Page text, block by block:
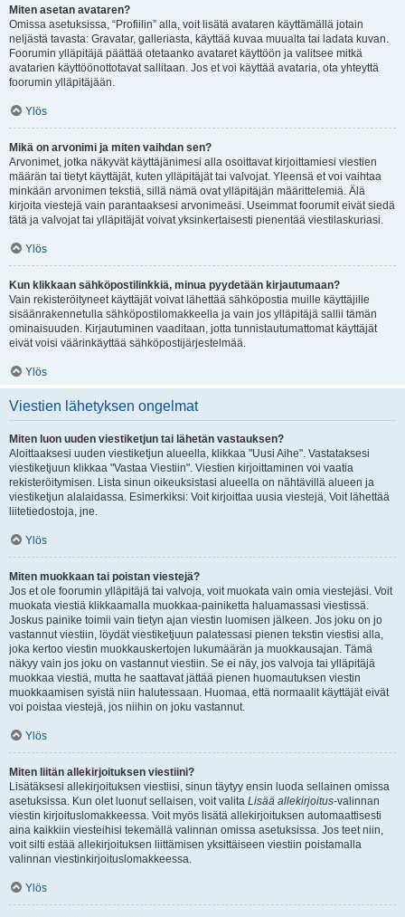
Miten asetan avataren?
Omissa asetuksissa, “Profiilin” alla, voit lisätä avataren käyttämällä jotain
neljästä tavasta: Gravatar, galleriasta, käyttää kuvaa muualta tai ladata kuvan.
Foorumin ylläpitäjä päättää otetaanko avataret käyttöön ja valitsee mitkä
avatarien käyttöönottotavat sallitaan. Jos et voi käyttää avataria, ota yhteyttä
foorumin ylläpitäjään.
Ylös
Mikä on arvonimi ja miten vaihdan sen?
Arvonimet, jotka näkyvät käyttäjänimesi alla osoittavat kirjoittamiesi viestien
määrän tai tietyt käyttäjät, kuten ylläpitäjät tai valvojat. Yleensä et voi vaihtaa
minkään arvonimen tekstiä, sillä nämä ovat ylläpitäjän määrittelemiä. Älä
kirjoita viestejä vain parantaaksesi arvonimeäsi. Useimmat foorumit eivät siedä
tätä ja valvojat tai ylläpitäjät voivat yksinkertaisesti pienentää viestilaskuriasi.
Ylös
Kun klikkaan sähköpostilinkkiä, minua pyydetään kirjautumaan?
Vain rekisteröityneet käyttäjät voivat lähettää sähköpostia muille käyttäjille
sisäänrakennetulla sähköpostilomakkeella ja vain jos ylläpitäjä sallii tämän
ominaisuuden. Kirjautuminen vaaditaan, jotta tunnistautumattomat käyttäjät
eivät voisi väärinkäyttää sähköpostijärjestelmää.
Ylös
Viestien lähetyksen ongelmat
Miten luon uuden viestiketjun tai lähetän vastauksen?
Aloittaaksesi uuden viestiketjun alueella, klikkaa "Uusi Aihe". Vastataksesi
viestiketjuun klikkaa "Vastaa Viestiin". Viestien kirjoittaminen voi vaatia
rekisteröitymisen. Lista sinun oikeuksistasi alueella on nähtävillä alueen ja
viestiketjun alalaidassa. Esimerkiksi: Voit kirjoittaa uusia viestejä, Voit lähettää
liitetiedostoja, jne.
Ylös
Miten muokkaan tai poistan viestejä?
Jos et ole foorumin ylläpitäjä tai valvoja, voit muokata vain omia viestejäsi. Voit
muokata viestiä klikkaamalla muokkaa-painiketta haluamassasi viestissä.
Joskus painike toimii vain tietyn ajan viestin luomisen jälkeen. Jos joku on jo
vastannut viestiin, löydät viestiketjuun palatessasi pienen tekstin viestisi alla,
joka kertoo viestin muokkauskertojen lukumäärän ja muokkausajan. Tämä
näkyy vain jos joku on vastannut viestiin. Se ei näy, jos valvoja tai ylläpitäjä
muokkaa viestiä, mutta he saattavat jättää pienen huomautuksen viestin
muokkaamisen syistä niin halutessaan. Huomaa, että normaalit käyttäjät eivät
voi poistaa viestejä, jos niihin on joku vastannut.
Ylös
Miten liitän allekirjoituksen viestiini?
Lisätäksesi allekirjoituksen viestiisi, sinun täytyy ensin luoda sellainen omissa
asetuksissa. Kun olet luonut sellaisen, voit valita Lisää allekirjoitus-valinnan
viestin kirjoituslomakkeessa. Voit myös lisätä allekirjoituksen automaattisesti
aina kaikkiin viesteihisi tekemällä valinnan omissa asetuksissa. Jos teet niin,
voit silti estää allekirjoituksen liittämisen yksittäiseen viestiin poistamalla
valinnan viestinkirjoituslomakkeessa.
Ylös